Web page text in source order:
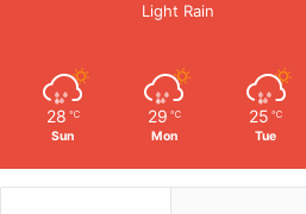
Light Rain
28 ℃
Sun
29 ℃
Mon
25 ℃
Tue